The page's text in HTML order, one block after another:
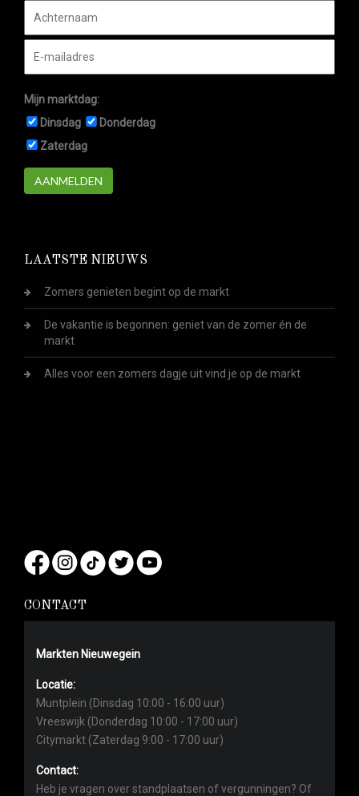
Mijn marktdag:
Dinsdag
Donderdag
Zaterdag
AANMELDEN
LAATSTE NIEUWS
Zomers genieten begint op de markt
De vakantie is begonnen: geniet van de zomer én de
markt
Alles voor een zomers dagje uit vind je op de markt
CONTACT
Markten Nieuwegein
Locatie:
Muntplein (Dinsdag 10:00 - 16:00 uur)
Vreeswijk (Donderdag 10:00 - 17:00 uur)
Citymarkt (Zaterdag 9:00 - 17:00 uur)
Contact:
Heb je vragen over standplaatsen of vergunningen? Of